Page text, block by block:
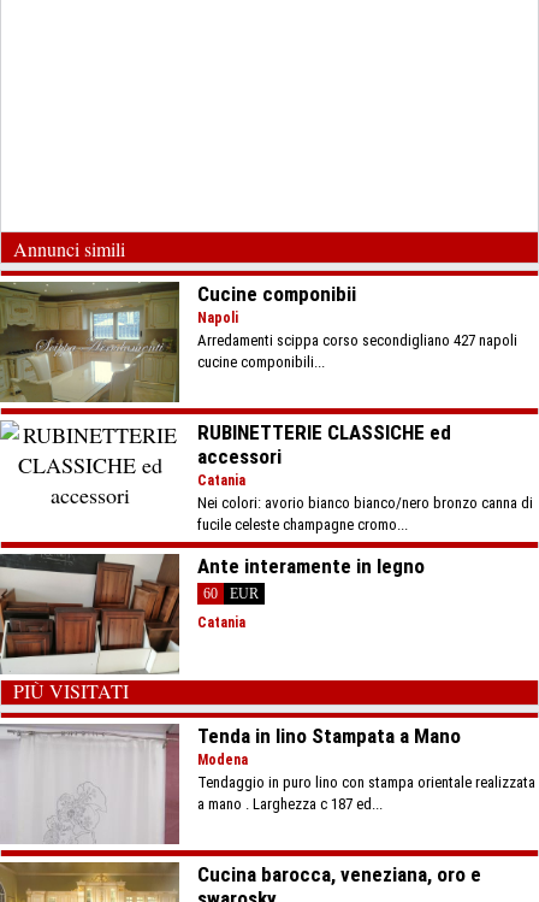
Annunci simili
Cucine componibii
Napoli
Arredamenti scippa corso secondigliano 427 napoli
cucine componibili...
RUBINETTERIE CLASSICHE ed
accessori
Catania
Nei colori: avorio bianco bianco/nero bronzo canna di
fucile celeste champagne cromo...
Ante interamente in legno
60
EUR
Catania
PIÙ VISITATI
Tenda in lino Stampata a Mano
Modena
Tendaggio in puro lino con stampa orientale realizzata
a mano . Larghezza c 187 ed...
Cucina barocca, veneziana, oro e